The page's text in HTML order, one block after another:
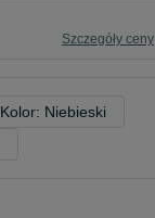
Szczegóły ceny
Kolor: Niebieski